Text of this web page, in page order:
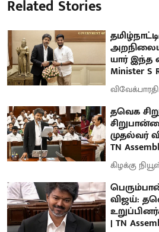
Related Stories
யார் இந்த
Minister S
விவேக்பாரதி
தவெக
முதல்வர்
TN
கிழக்கு
விஜய்:
| TN